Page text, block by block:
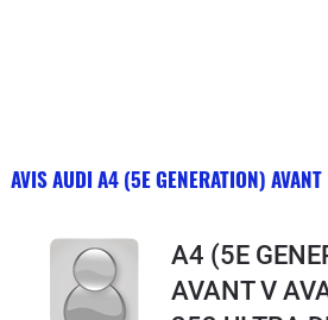
AVIS AUDI A4 (5E GENERATION) AVANT
A4 (5E
AVANT V